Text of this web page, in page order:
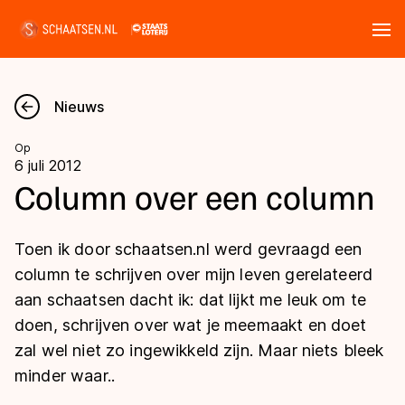
Nieuws
Kalender
Marathon
Langebaan
Shorttrack
Inlineskaten
Uitslagen
Langebaan
Shorttrack
Tijden & historie
Nieuws
Op
6 juli 2012
Column over een column
Toen ik door schaatsen.nl werd gevraagd een
column te schrijven over mijn leven gerelateerd
aan schaatsen dacht ik: dat lijkt me leuk om te
doen, schrijven over wat je meemaakt en doet
zal wel niet zo ingewikkeld zijn. Maar niets bleek
minder waar..